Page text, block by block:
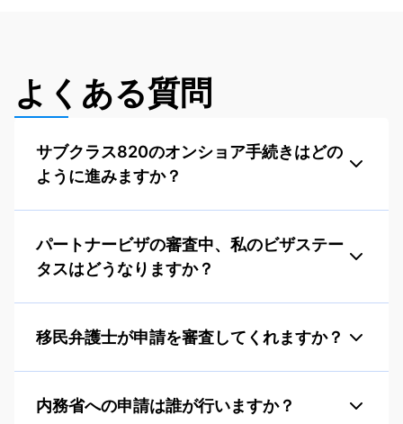
よくある質問
サブクラス820のオンショア手続きはどの
ように進みますか？
パートナービザの審査中、私のビザステー
タスはどうなりますか？
移民弁護士が申請を審査してくれますか？
内務省への申請は誰が行いますか？